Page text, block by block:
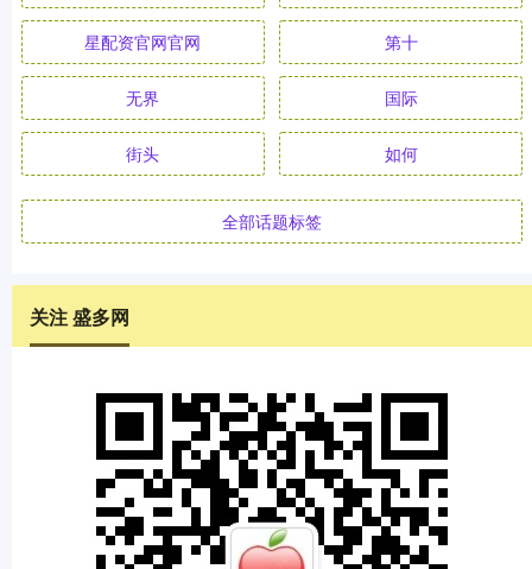
星配资官网官网 第十
无界 国际
街头 如何
全部话题标签
关注 盛多网